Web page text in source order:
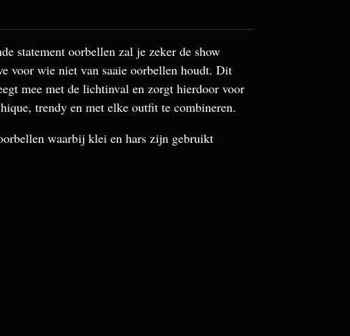
statement oorbellen zal je zeker de show
voor wie niet van saaie oorbellen houdt. Dit
mee met de lichtinval en zorgt hierdoor voor
trendy en met elke outfit te combineren.
waarbij klei en hars zijn gebruikt